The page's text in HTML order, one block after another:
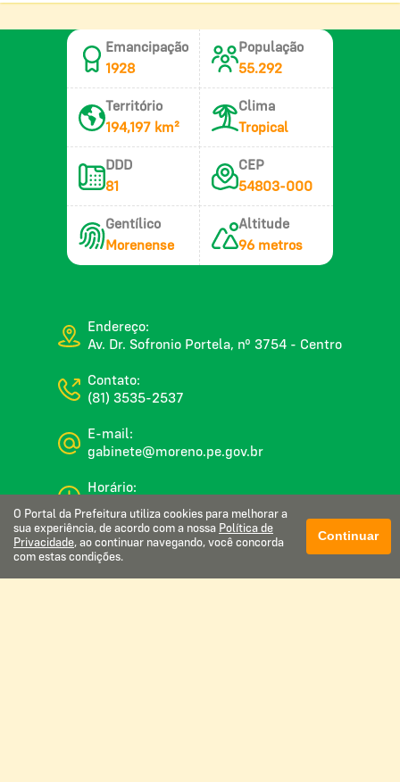
Emancipação
1928
População
55.292
Território
194,197 km²
Clima
Tropical
DDD
81
CEP
54803-000
Gentílico
Morenense
Altitude
96 metros
Endereço:
Av. Dr. Sofronio Portela, nº 3754 - Centro
Contato:
(81) 3535-2537
E-mail:
gabinete@moreno.pe.gov.br
Horário:
De segunda a sexta, das 08:00 às 16:00
Glossário
O Portal da Prefeitura utiliza cookies para melhorar a
sua experiência, de acordo com a nossa Política de
Privacidade, ao continuar navegando, você concorda
com estas condições.
Continuar